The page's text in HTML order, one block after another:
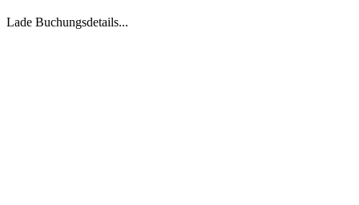
Lade Buchungsdetails...